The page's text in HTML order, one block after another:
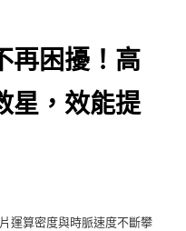
再困擾！高
星，效能提
運算密度與時脈速度不斷攀